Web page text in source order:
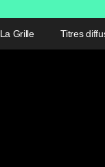
La Grille Titres